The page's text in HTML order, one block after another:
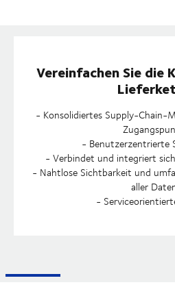
Vereinfachen Sie die
- Konsolidiertes Supply-Chain-
- Benutzerzentrierte
- Verbindet und integriert
- Nahtlose Sichtbarkeit und
aller
-